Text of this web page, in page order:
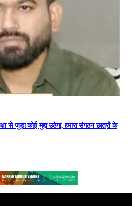
से जुड़ा कोई मुद्दा उठेगा, हमारा संगठन छात्रों के